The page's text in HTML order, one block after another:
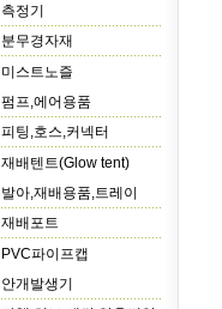
측정기
분무경자재
미스트노즐
펌프,에어용품
피팅,호스,커넥터
재배텐트(Glow tent)
발아,재배용품,트레이
재배포트
PVC파이프캡
안개발생기